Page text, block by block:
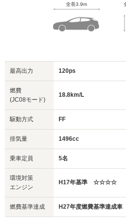
全長3.9m
最高出力 120ps
燃費
(JC08モード)
18.8km/L
駆動方式 FF
排気量 1496cc
乗車定員 5名
環境対策
エンジン
H17年基準 ☆☆☆☆
燃費基準達成 H27年度燃費基準達成車